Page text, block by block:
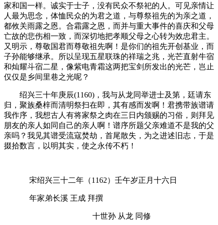
家和国一样。诚实于士子，没有民众不祭祀的人。可见亲情让
人最为思念，体恤民众的为君之道，与尊祭祖先的为亲之道，
都攸关雨露之恩。合霜露之恩，而并与重大事件的喜庆和父母
亡故的悲伤相一致，而深切地把孝顺父母之心转为效忠君主。
又明示，尊敬国君而尊敬祖先啊！是你们的祖先开创基业，而
子孙能够继承。所以呈现五星联珠的祥瑞之兆，光芒直射牛宿
和灿耀斗宿二星，像紫电青霜这两把宝剑所发出的光芒，岂止
仅仅是乡间里巷之光呢？
绍兴三十年庚辰(1160) ，我与从龙同举进士及第，廷请东
归，聚族桑梓而清明祭扫在即，其有感而发啊！君携带族谱请
我作序，我想古人有将家祭之肉在三日内颁赐的习俗，则拜见
朋友的亲人如同自己的亲人啊！谱序所题父亲难道不是我的父
亲吗？我见其谱受流寇焚劫，首尾散失，为之进述旧志，于是
掇拾数言，以明其实，使之永传不朽！
宋绍兴三十二年（1162）壬午岁正月十六日
年家弟长溪 王成 拜撰
十世孙 从龙 同修